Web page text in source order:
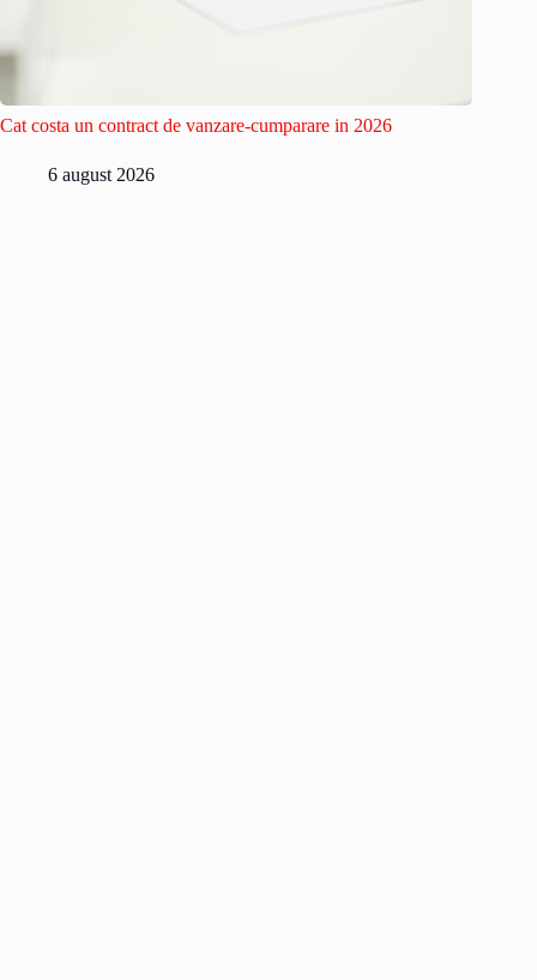
Cat costa un contract de vanzare-cumparare in 2026
6 august 2026